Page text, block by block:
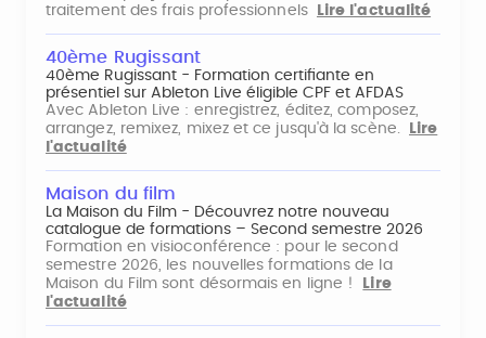
traitement des frais professionnels Lire l'actualité
40ème Rugissant
40ème Rugissant - Formation certifiante en
présentiel sur Ableton Live éligible CPF et AFDAS
Avec Ableton Live : enregistrez, éditez, composez,
arrangez, remixez, mixez et ce jusqu'à la scène.
Lire
l'actualité
Maison du film
La Maison du Film - Découvrez notre nouveau
catalogue de formations – Second semestre 2026
Formation en visioconférence : pour le second
semestre 2026, les nouvelles formations de la
Maison du Film sont désormais en ligne !
Lire
l'actualité